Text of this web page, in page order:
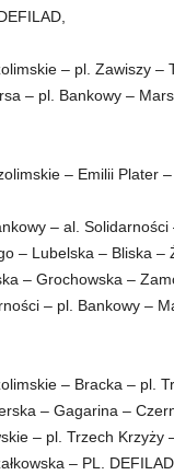
– pl. Zawiszy –
– pl. Bankowy –
– Emilii Plater
– al. Solidarności
– Lubelska – Bliska –
– Grochowska –
– pl. Bankowy –
– Bracka – pl.
– Gagarina –
– pl. Trzech Krzyży
– PL. DEFILAD.